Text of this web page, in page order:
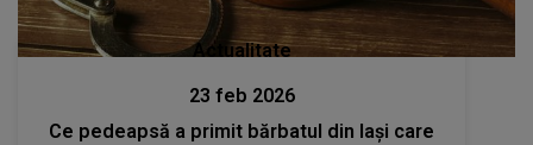
Actualitate
23 feb 2026
Ce pedeapsă a primit bărbatul din Iași care